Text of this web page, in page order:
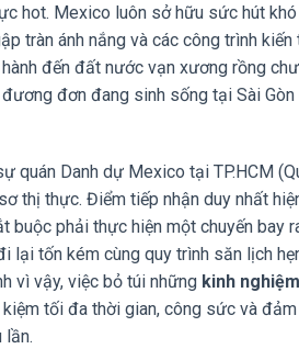
hot. Mexico luôn sở hữu sức hút
tràn ánh nắng và các công trình kiến
đến đất nước vạn xương rồng
đơn đang sinh sống tại Sài Gòn
quán Danh dự Mexico tại TP.HCM
thị thực. Điểm tiếp nhận duy nhất
phải thực hiện một chuyến bay
lại tốn kém cùng quy trình săn lịch
vì vậy, việc bỏ túi những kinh
tối đa thời gian, công sức và
lần.